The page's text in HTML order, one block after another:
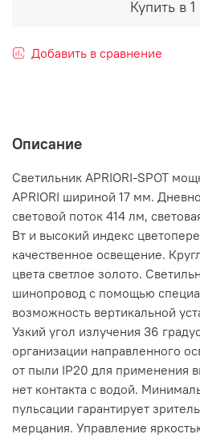
Купить в 1
Добавить в сравнение
Описание
Светильник APRIORI-SPOT
APRIORI шириной 17 мм.
световой поток 414 лм,
Вт и высокий индекс
качественное освещение.
цвета светлое золото.
шинопровод с помощью
возможность вертикальной
Узкий угол излучения 36
организации направленного
от пыли IP20 для применения
нет контакта с водой.
пульсации гарантирует
мерцания. Управление